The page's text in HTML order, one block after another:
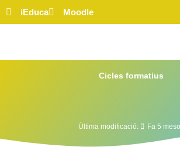
iEduca Moodle
Cicles formatius
Última modificació: Fa 5